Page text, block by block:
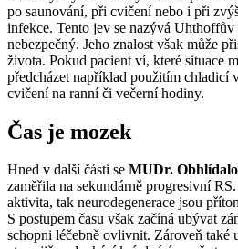
po saunování, při cvičení nebo i při
infekce. Tento jev se nazývá
nebezpečný. Jeho znalost však může
života. Pokud pacient ví, které situace
předcházet například použitím chladicí
cvičení na ranní či večerní hodiny.
Čas je mozek
Hned v další části se MUDr.
zaměřila na sekundárně progresivní
aktivita, tak neurodegenerace jsou
S postupem času však začíná ubývat
schopni léčebně ovlivnit. Zároveň také